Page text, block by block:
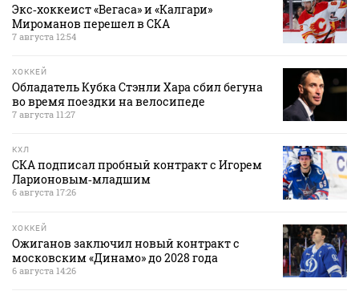
Экс‑хоккеист «Вегаса» и «Калгари»
Мироманов перешел в СКА
7 августа 12:54
ХОККЕЙ
Обладатель Кубка Стэнли Хара сбил бегуна
во время поездки на велосипеде
7 августа 11:27
КХЛ
СКА подписал пробный контракт с Игорем
Ларионовым‑младшим
6 августа 17:26
ХОККЕЙ
Ожиганов заключил новый контракт с
московским «Динамо» до 2028 года
6 августа 14:26